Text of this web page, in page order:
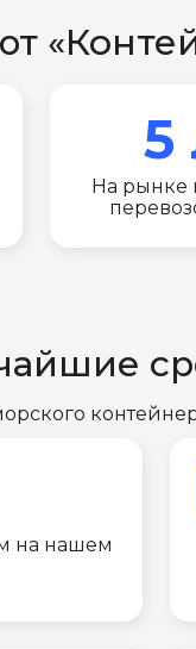
5
На рынке
на нашем